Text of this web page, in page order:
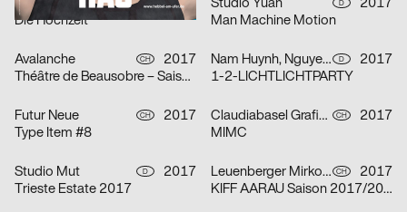
Schenardi Luca CH
2017
Die Hochzeit
Studio Yuan D
2017
Man Machine Motion
Avalanche CH
2017
Théâtre de Beausobre – Saison 2017/2018
Nam Huynh, Nguyen Duke D
2017
1-2-LICHTLICHTPARTY
Futur Neue CH
2017
Type Item #8
Claudiabasel Grafik & Interaktion, Kim Kichang, Kang Eunmi CH
2017
MIMC
Studio Mut D
2017
Trieste Estate 2017
Leuenberger Mirko, Lüthi David CH
2017
KIFF AARAU Saison 2017/2018